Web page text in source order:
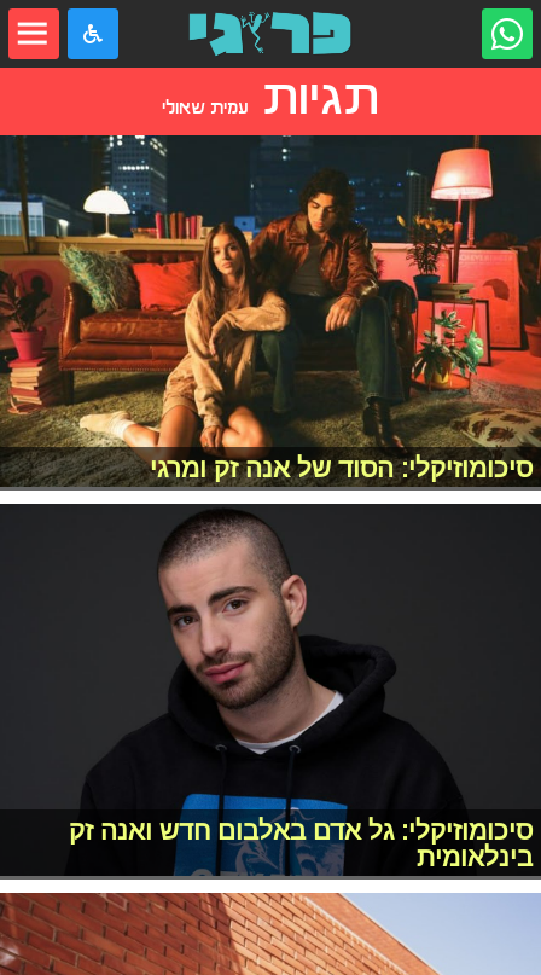
תגיות עמית שאולי
סיכומוזיקלי: הסוד של אנה זק ומרגי
סיכומוזיקלי: גל אדם באלבום חדש ואנה זק
בינלאומית